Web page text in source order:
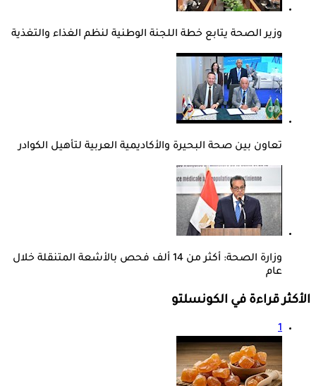
وزير الصحة يتابع خطة اللجنة الوطنية لنظم الغذاء والتغذية
تعاون بين صحة البحيرة والأكاديمية العربية لتأهيل الكوادر
وزارة الصحة: أكثر من 14 ألف فحص بالأشعة المتنقلة خلال
عام
الأكثر قراءة في الكونسلتو
1